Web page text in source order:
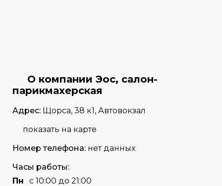
О компании Эос, салон-
парикмахерская
Адрес: Щорса, 38 к1, Автовокзал
показать на карте
Номер телефона: нет данных
Часы работы:
Пн
с 10:00 до 21:00